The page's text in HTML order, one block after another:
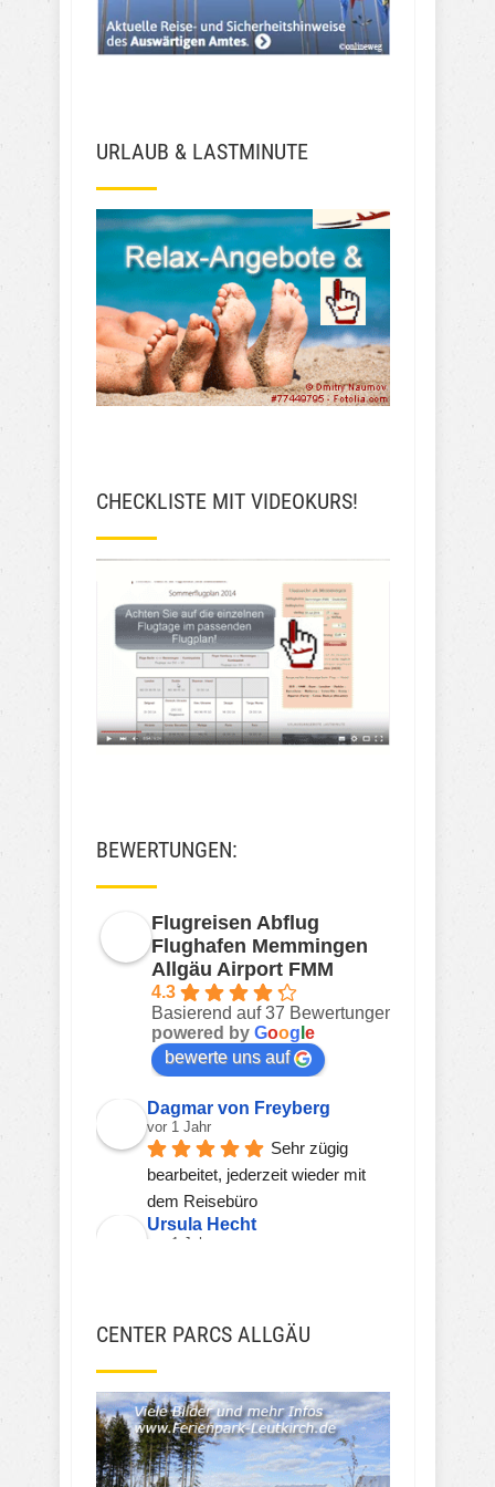
URLAUB & LASTMINUTE
CHECKLISTE MIT VIDEOKURS!
BEWERTUNGEN:
Flugreisen Abflug
Flughafen Memmingen
Allgäu Airport FMM
4.3
Basierend auf 37 Bewertungen
powered by Goog e
bewerte uns auf
Dagmar von Freyberg
vor 1 Jahr
Sehr zügig
bearbeitet, jederzeit wieder mit
dem Reisebüro
Ursula Hecht
vor 1 Jahr
Sehr gerne wieder!!!
Viorel Stanciu
JSH JSH
vor 3 Jahren
CENTER PARCS ALLGÄU